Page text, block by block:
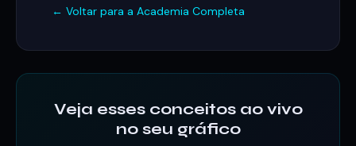
← Voltar para a Academia Completa
Veja esses conceitos ao vivo
no seu gráfico